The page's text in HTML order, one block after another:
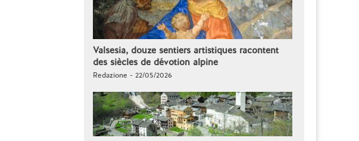
Valsesia, douze sentiers artistiques racontent
des siècles de dévotion alpine
Redazione - 22/05/2026